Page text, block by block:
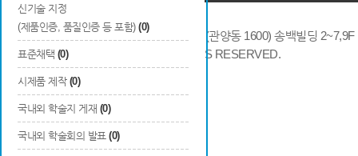
신기술 지정
(제품인증, 품질인증 등 포함) (0)
표준채택 (0)
시제품 제작 (0)
국내외 학술지 게재 (0)
국내외 학술회의 발표 (0)
14066 경기도 안양시 동안구 시민대로 286 (관양동 1600) 송백빌딩
COPYRIGHTS © 2014 KAIA, ALL RIGHTS RESERVED.